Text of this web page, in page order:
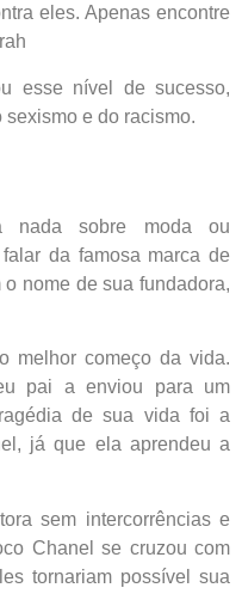
eles. Apenas encontre
esse nível de sucesso,
e do racismo.
nada sobre moda ou
da famosa marca de
nome de sua fundadora,
melhor começo da vida.
pai a enviou para um
de sua vida foi a
já que ela aprendeu a
sem intercorrências e
Chanel se cruzou com
tornariam possível sua